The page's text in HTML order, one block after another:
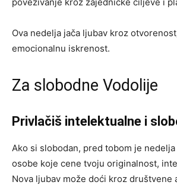
Ova nedelja jača ljubav kroz
emocionalnu iskrenost.
Za slobodne Vodolije
Privlačiš intelektualne i
Ako si slobodan, pred tobom je
osobe koje cene tvoju originalnost,
Nova ljubav može doći kroz društvene